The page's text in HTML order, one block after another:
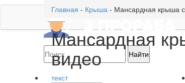
Главная - Крыша - Мансардная крыша
Мансардная
видео
текст